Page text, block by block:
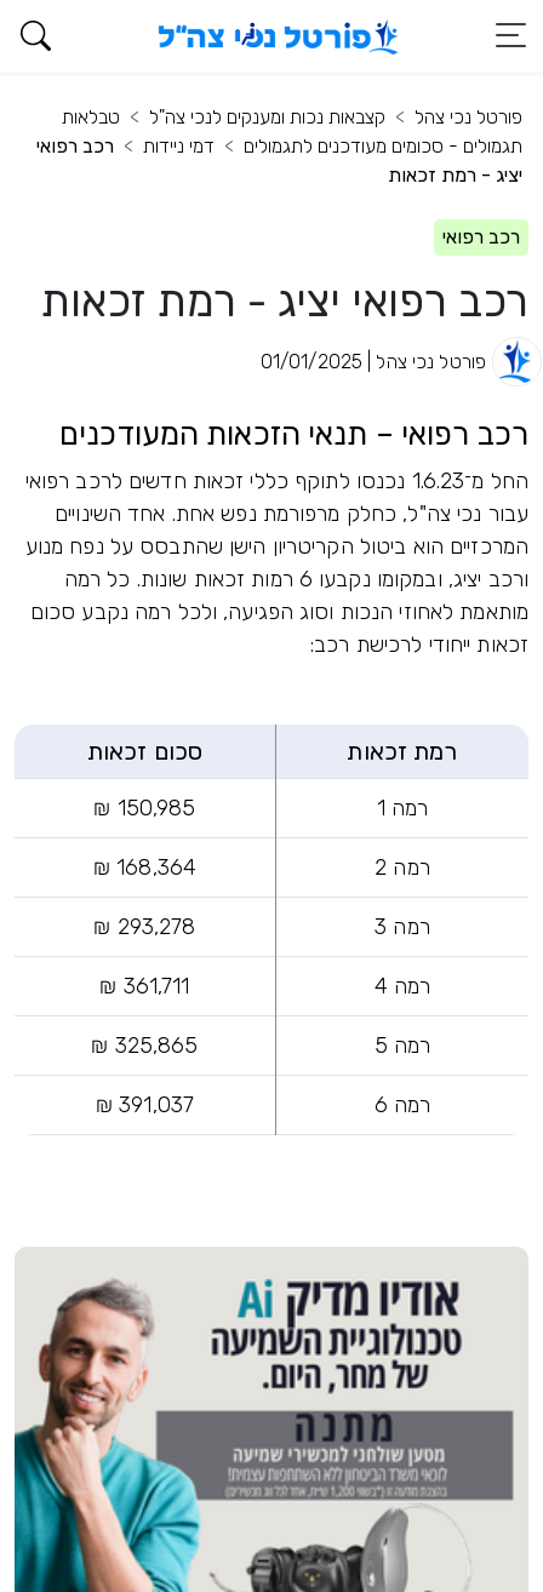
פורטל נכי צהל קצבאות נכות ומענקים לנכי צה"ל
טבלאות
תגמולים - סכומים מעודכנים לתגמולים
דמי ניידות
רכב רפואי
יציג - רמת זכאות
רכב רפואי
רכב רפואי יציג - רמת זכאות
פורטל נכי צהל | 01/01/2025
רכב רפואי – תנאי הזכאות המעודכנים
החל מ־1.6.23 נכנסו לתוקף כללי זכאות חדשים לרכב רפואי
עבור נכי צה"ל, כחלק מרפורמת נפש אחת. אחד השינויים
המרכזיים הוא ביטול הקריטריון הישן שהתבסס על נפח מנוע
ורכב יציג, ובמקומו נקבעו 6 רמות זכאות שונות. כל רמה
מותאמת לאחוזי הנכות וסוג הפגיעה, ולכל רמה נקבע סכום
זכאות ייחודי לרכישת רכב:
רמת זכאות סכום זכאות
רמה 1 150,985 ₪
רמה 2 168,364 ₪
רמה 3 293,278 ₪
רמה 4 361,711 ₪
רמה 5 325,865 ₪
רמה 6 391,037 ₪